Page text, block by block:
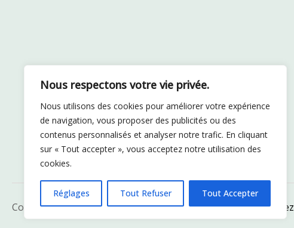
Nous respectons votre vie privée.
Nous utilisons des cookies pour améliorer votre expérience
de navigation, vous proposer des publicités ou des
contenus personnalisés et analyser notre trafic. En cliquant
sur « Tout accepter », vous acceptez notre utilisation des
cookies.
Réglages Tout Refuser Tout Accepter
Copyright © 2026 SDAC PET FOOD | Réalisation :Franck Perez